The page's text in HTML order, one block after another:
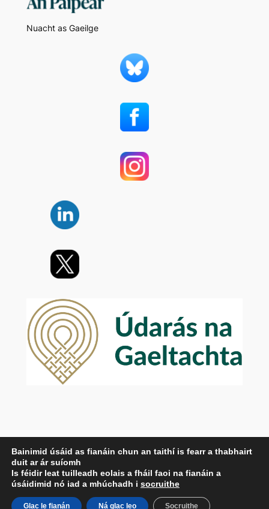
Nuacht as Gaeilge
Príobháideachas
Beartas Príobháideachais
Téarmaí agus Coinníollacha
Bainimid úsáid as fianáin chun an taithí is fearr a thabhairt
duit ar ár suíomh
Is féidir leat tuilleadh eolais a fháil faoi na fianáin a
úsáidimid nó iad a mhúchadh i socruithe
Glac le fianán Ná glac leo Socruithe